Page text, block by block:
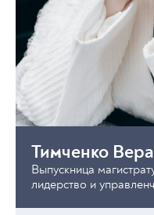
Тимченко Вера
Выпускница
лидерство и